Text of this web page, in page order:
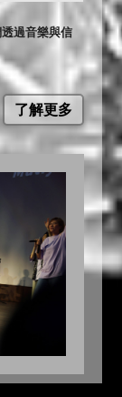
過音樂與信
了解更多